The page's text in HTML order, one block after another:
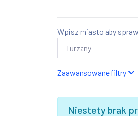
Wpisz miasto aby
Zaawansowane filtry
Niestety brak